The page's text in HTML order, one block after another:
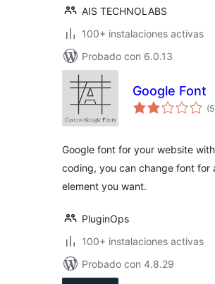
AIS TECHNOLABS
100+ instalaciones activas
Probado con 6.0.13
Google Font
(5
Google font for your website
coding, you can change font for
element you want.
PluginOps
100+ instalaciones activas
Probado con 4.8.29